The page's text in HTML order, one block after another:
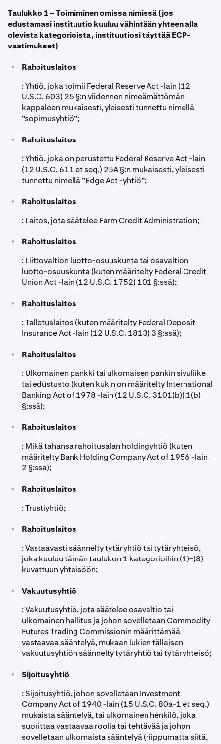
Taulukko 1 – Toimiminen omissa nimissä (jos
edustamasi instituutio kuuluu vähintään yhteen alla
olevista kategorioista, instituutiosi täyttää ECP-
vaatimukset)
•
Rahoituslaitos
: Yhtiö, joka toimii Federal Reserve Act -lain (12
U.S.C. 603) 25 §:n viidennen nimeämättömän
kappaleen mukaisesti, yleisesti tunnettu nimellä
”sopimusyhtiö”;
•
Rahoituslaitos
: Yhtiö, joka on perustettu Federal Reserve Act -lain
(12 U.S.C. 611 et seq.) 25A §:n mukaisesti, yleisesti
tunnettu nimellä ”Edge Act -yhtiö”;
•
Rahoituslaitos
: Laitos, jota säätelee Farm Credit Administration;
•
Rahoituslaitos
: Liittovaltion luotto-osuuskunta tai osavaltion
luotto-osuuskunta (kuten määritelty Federal Credit
Union Act -lain (12 U.S.C. 1752) 101 §:ssä);
•
Rahoituslaitos
: Talletuslaitos (kuten määritelty Federal Deposit
Insurance Act -lain (12 U.S.C. 1813) 3 §:ssä);
•
Rahoituslaitos
: Ulkomainen pankki tai ulkomaisen pankin sivuliike
tai edustusto (kuten kukin on määritelty International
Banking Act of 1978 -lain (12 U.S.C. 3101(b)) 1(b)
§:ssä);
•
Rahoituslaitos
: Mikä tahansa rahoitusalan holdingyhtiö (kuten
määritelty Bank Holding Company Act of 1956 -lain
2 §:ssä);
•
Rahoituslaitos
: Trustiyhtiö;
•
Rahoituslaitos
: Vastaavasti säännelty tytäryhtiö tai tytäryhteisö,
joka kuuluu tämän taulukon 1 kategorioihin (1)–(8)
kuvattuun yhteisöön;
•
Vakuutusyhtiö
: Vakuutusyhtiö, jota säätelee osavaltio tai
ulkomainen hallitus ja johon sovelletaan Commodity
Futures Trading Commissionin määrittämää
vastaavaa sääntelyä, mukaan lukien tällaisen
vakuutusyhtiön säännelty tytäryhtiö tai tytäryhteisö;
•
Sijoitusyhtiö
: Sijoitusyhtiö, johon sovelletaan Investment
Company Act of 1940 -lain (15 U.S.C. 80a-1 et seq.)
mukaista sääntelyä, tai ulkomainen henkilö, joka
suorittaa vastaavaa roolia tai tehtävää ja johon
sovelletaan ulkomaista sääntelyä (riippumatta siitä,